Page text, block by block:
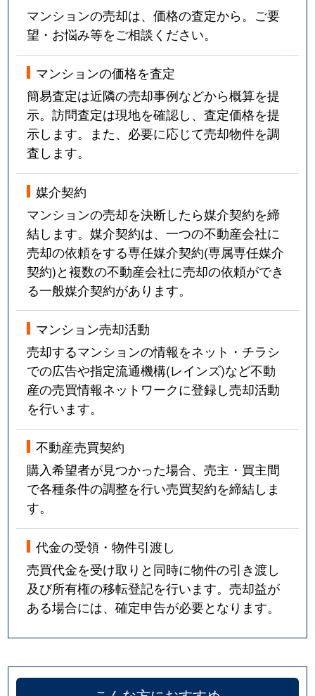
マンションの売却は、価格の査定から。ご要
望・お悩み等をご相談ください。
マンションの価格を査定
簡易査定は近隣の売却事例などから概算を提
示。訪問査定は現地を確認し、査定価格を提
示します。また、必要に応じて売却物件を調
査します。
媒介契約
マンションの売却を決断したら媒介契約を締
結します。媒介契約は、一つの不動産会社に
売却の依頼をする専任媒介契約(専属専任媒介
契約)と複数の不動産会社に売却の依頼ができ
る一般媒介契約があります。
マンション売却活動
売却するマンションの情報をネット・チラシ
での広告や指定流通機構(レインズ)など不動
産の売買情報ネットワークに登録し売却活動
を行います。
不動産売買契約
購入希望者が見つかった場合、売主・買主間
で各種条件の調整を行い売買契約を締結しま
す。
代金の受領・物件引渡し
売買代金を受け取りと同時に物件の引き渡し
及び所有権の移転登記を行います。売却益が
ある場合には、確定申告が必要となります。